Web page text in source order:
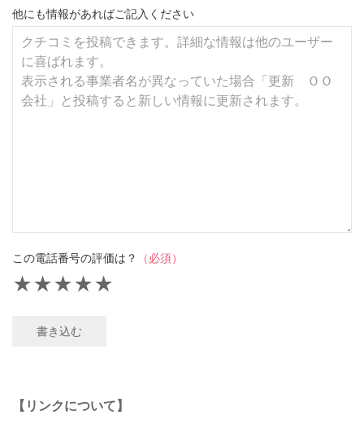
他にも情報があればご記入ください
この電話番号の評価は？ （必須）
★
★
★
★
★
書き込む
【リンクについて】